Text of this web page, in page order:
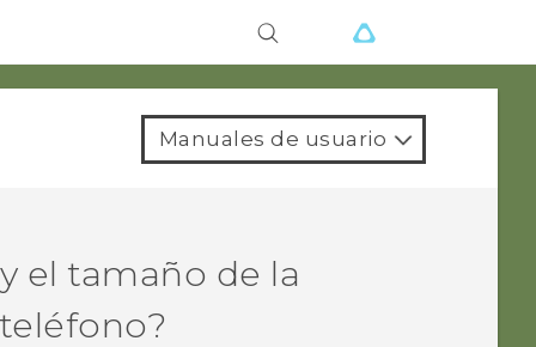
Manuales de usuario
el tamaño de la